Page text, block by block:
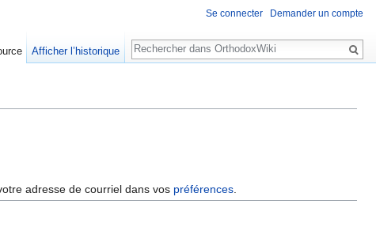
adresse de courriel dans vos préférences
Se connecter Demander un compte
Afficher l’historique
Rechercher